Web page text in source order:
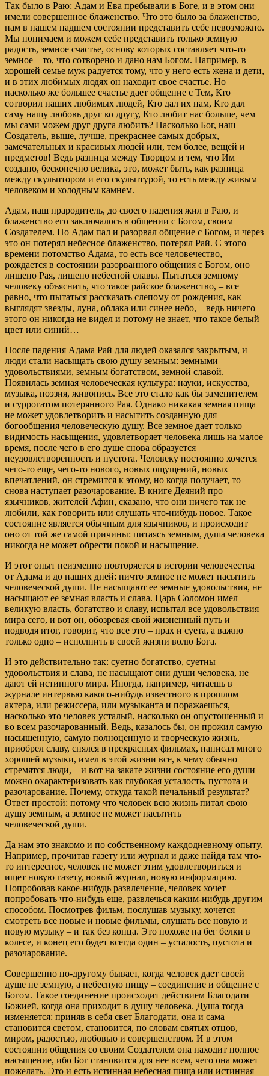
Так было в Раю: Адам и Ева пребывали в Боге, и в этом они
имели совершенное блаженство. Что это было за блаженство,
нам в нашем падшем состоянии представить себе невозможно.
Мы понимаем и можем себе представить только земную
радость, земное счастье, основу которых составляет что-то
земное – то, что сотворено и дано нам Богом. Например, в
хорошей семье муж радуется тому, что у него есть жена и дети,
и в этих любимых людях он находит свое счастье. Но
насколько же большее счастье дает общение с Тем, Кто
сотворил наших любимых людей, Кто дал их нам, Кто дал
саму нашу любовь друг ко другу, Кто любит нас больше, чем
мы сами можем друг друга любить? Насколько Бог, наш
Создатель, выше, лучше, прекраснее самых добрых,
замечательных и красивых людей или, тем более, вещей и
предметов! Ведь разница между Творцом и тем, что Им
создано, бесконечно велика, это, может быть, как разница
между скульптором и его скульптурой, то есть между живым
человеком и холодным камнем.
Адам, наш прародитель, до своего падения жил в Раю, и
блаженство его заключалось в общении с Богом, своим
Создателем. Но Адам пал и разорвал общение с Богом, и через
это он потерял небесное блаженство, потерял Рай. С этого
времени потомство Адама, то есть все человечество,
рождается в состоянии разорванного общения с Богом, оно
лишено Рая, лишено небесной славы. Пытаться земному
человеку объяснить, что такое райское блаженство, – все
равно, что пытаться рассказать слепому от рождения, как
выглядят звезды, луна, облака или синее небо, – ведь ничего
этого он никогда не видел и потому не знает, что такое белый
цвет или синий…
После падения Адама Рай для людей оказался закрытым, и
люди стали насыщать свою душу земным: земными
удовольствиями, земным богатством, земной славой.
Появилась земная человеческая культура: науки, искусства,
музыка, поэзия, живопись. Все это стало как бы заменителем
и суррогатом потерянного Рая. Однако никакая земная пища
не может удовлетворить и насытить созданную для
богообщения человеческую душу. Все земное дает только
видимость насыщения, удовлетворяет человека лишь на малое
время, после чего в его душе снова образуется
неудовлетворенность и пустота. Человеку постоянно хочется
чего-то еще, чего-то нового, новых ощущений, новых
впечатлений, он стремится к этому, но когда получает, то
снова наступает разочарование. В книге Деяний про
язычников, жителей Афин, сказано, что они ничего так не
любили, как говорить или слушать что-нибудь новое. Такое
состояние является обычным для язычников, и происходит
оно от той же самой причины: питаясь земным, душа человека
никогда не может обрести покой и насыщение.
И этот опыт неизменно повторяется в истории человечества
от Адама и до наших дней: ничто земное не может насытить
человеческой души. Не насыщают ее земные удовольствия, не
насыщают ее земная власть и слава. Царь Соломон имел
великую власть, богатство и славу, испытал все удовольствия
мира сего, и вот он, обозревая свой жизненный путь и
подводя итог, говорит, что все это – прах и суета, а важно
только одно – исполнить в своей жизни волю Бога.
И это действительно так: суетно богатство, суетны
удовольствия и слава, не насыщают они души человека, не
дают ей истинного мира. Иногда, например, читаешь в
журнале интервью какого-нибудь известного в прошлом
актера, или режиссера, или музыканта и поражаешься,
насколько это человек усталый, насколько он опустошенный и
во всем разочарованный. Ведь, казалось бы, он прожил самую
насыщенную, самую полноценную и творческую жизнь,
приобрел славу, снялся в прекрасных фильмах, написал много
хорошей музыки, имел в этой жизни все, к чему обычно
стремятся люди, – и вот на закате жизни состояние его души
можно охарактеризовать как глубокая усталость, пустота и
разочарование. Почему, откуда такой печальный результат?
Ответ простой: потому что человек всю жизнь питал свою
душу земным, а земное не может насытить
человеческой души.
Да нам это знакомо и по собственному каждодневному опыту.
Например, прочитав газету или журнал и даже найдя там что-
то интересное, человек не может этим удовлетвориться и
ищет новую газету, новый журнал, новую информацию.
Попробовав какое-нибудь развлечение, человек хочет
попробовать что-нибудь еще, развлечься каким-нибудь другим
способом. Посмотрев фильм, послушав музыку, хочется
смотреть все новые и новые фильмы, слушать все новую и
новую музыку – и так без конца. Это похоже на бег белки в
колесе, и конец его будет всегда один – усталость, пустота и
разочарование.
Совершенно по-другому бывает, когда человек дает своей
душе не земную, а небесную пищу – соединение и общение с
Богом. Такое соединение происходит действием Благодати
Божией, когда она приходит в душу человека. Душа тогда
изменяется: приняв в себя свет Благодати, она и сама
становится светом, становится, по словам святых отцов,
миром, радостью, любовью и совершенством. И в этом
состоянии общения со своим Создателем она находит полное
насыщение, ибо Бог становится для нее всем, чего она может
пожелать. Это и есть истинная небесная пища или истинная